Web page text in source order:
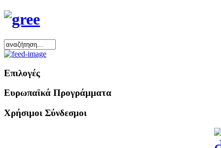
Επιλογές
Ευρωπαϊκά Προγράμματα
Χρήσιμοι Σύνδεσμοι